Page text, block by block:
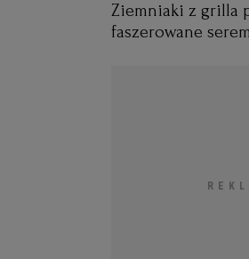
Ziemniaki z grilla
faszerowane